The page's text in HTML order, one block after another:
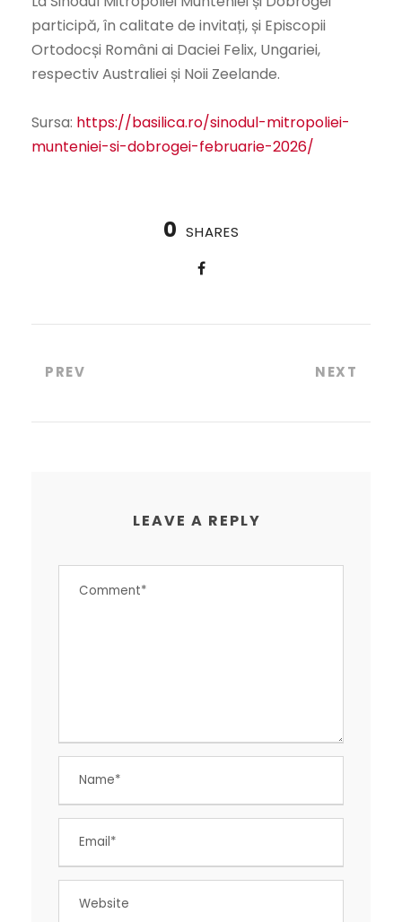
participă, în calitate de invitați, și Episcopii
Ortodocși Români ai Daciei Felix, Ungariei,
respectiv Australiei și Noii Zeelande.
Sursa: https://basilica.ro/sinodul-mitropoliei-
munteniei-si-dobrogei-februarie-2026/
0 SHARES
PREV NEXT
LEAVE A REPLY